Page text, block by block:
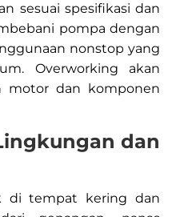
sesuai spesifikasi dan
pompa dengan
nonstop yang
Overworking akan
motor dan komponen
dan
di tempat kering dan